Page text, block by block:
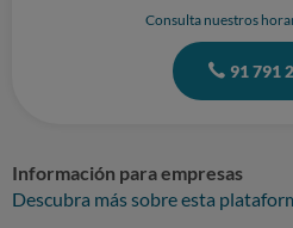
Consulta nuestros
91 791
Información para empresas
Descubra más sobre esta